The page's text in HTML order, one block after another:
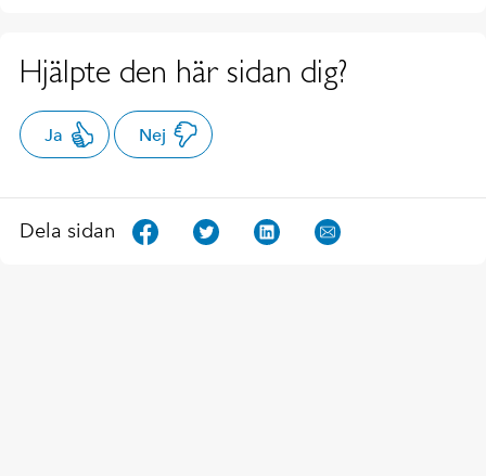
Hjälpte den här sidan dig?
Ja Nej
Dela sidan